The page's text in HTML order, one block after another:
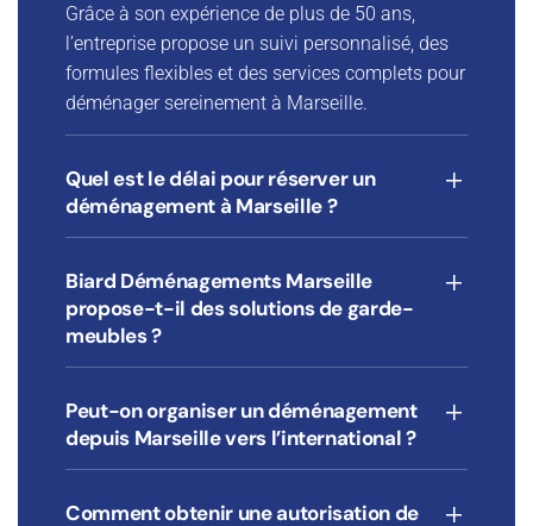
Grâce à son expérience de plus de 50 ans,
l’entreprise propose un suivi personnalisé, des
formules flexibles et des services complets pour
déménager sereinement à Marseille.
Quel est le délai pour réserver un
déménagement à Marseille ?
Biard Déménagements Marseille
propose-t-il des solutions de garde-
meubles ?
Peut-on organiser un déménagement
depuis Marseille vers l’international ?
Comment obtenir une autorisation de